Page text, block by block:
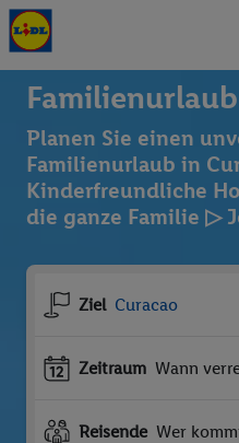
Planen Sie einen
Familienurlaub in
Kinderfreundliche
die ganze Familie ▷
Ziel Curacao
Zeitraum Wann
Reisende Wer